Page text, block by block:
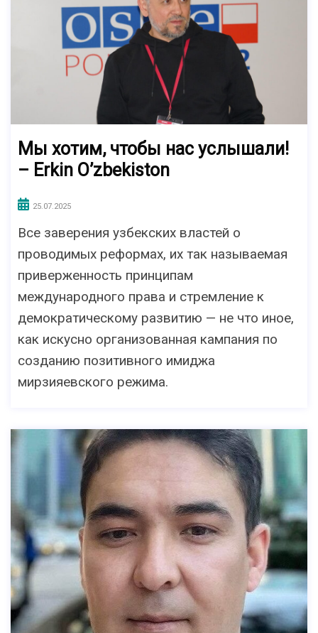
Мы хотим, чтобы нас услышали!
– Erkin O’zbekiston
25.07.2025
Все заверения узбекских властей о
проводимых реформах, их так называемая
приверженность принципам
международного права и стремление к
демократическому развитию — не что иное,
как искусно организованная кампания по
созданию позитивного имиджа
мирзияевского режима.